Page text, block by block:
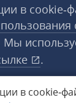
в
в
Мы
.